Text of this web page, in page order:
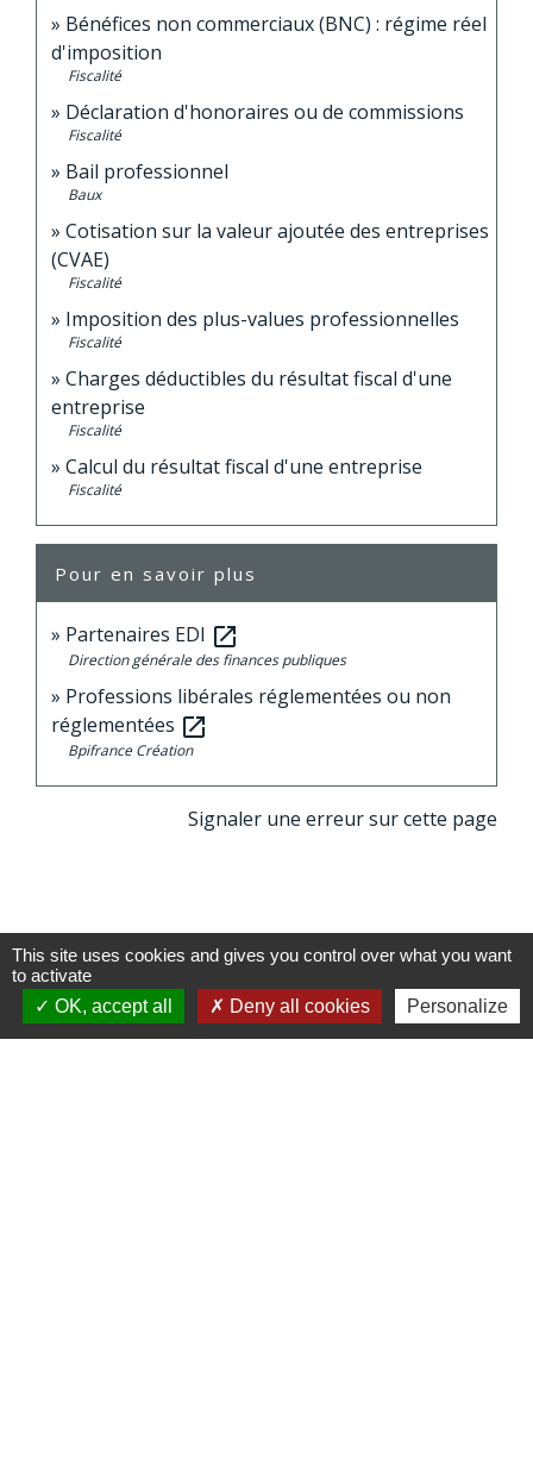
Bénéfices non commerciaux (BNC) : régime réel
d'imposition
Fiscalité
Déclaration d'honoraires ou de commissions
Fiscalité
Bail professionnel
Baux
Cotisation sur la valeur ajoutée des entreprises
(CVAE)
Fiscalité
Imposition des plus-values professionnelles
Fiscalité
Charges déductibles du résultat fiscal d'une
entreprise
Fiscalité
Calcul du résultat fiscal d'une entreprise
Fiscalité
Pour en savoir plus
Partenaires EDI open_in_new
Direction générale des finances publiques
Professions libérales réglementées ou non
réglementées open_in_new
Bpifrance Création
Signaler une erreur sur cette page
Commune de Moutiers
1Place Saint Martin
This site uses cookies and gives you control over what you want
to activate
OK, accept all
Deny all cookies Personalize